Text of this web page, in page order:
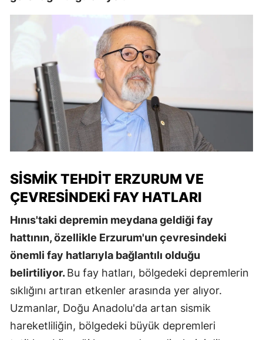
SISMIK TEHDIT ERZURUM VE
ÇEVRESINDEKI FAY HATLARI
Hınıs'taki depremin meydana geldiği fay
hattının, özellikle Erzurum'un çevresindeki
önemli fay hatlarıyla bağlantılı olduğu
belirtiliyor.Bu fay hatları, bölgedeki depremlerin
sıklığını artıran etkenler arasında yer alıyor.
Uzmanlar, Doğu Anadolu'da artan sismik
hareketliliğin, bölgedeki büyük depremleri